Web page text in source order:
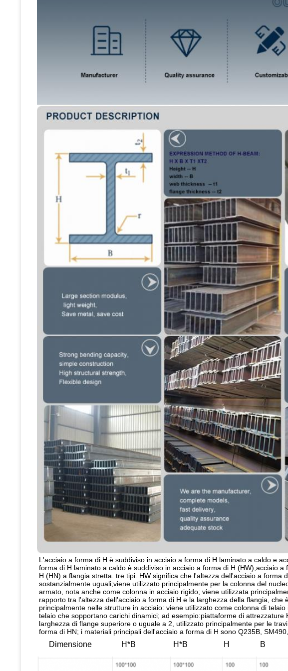
L'acciaio a forma di H è suddiviso in acciaio a forma di H laminato a caldo e
forma di H laminato a caldo è suddiviso in acciaio a forma di H (HW),acciaio
H (HN) a flangia stretta. tre tipi. HW significa che l'altezza dell'acciaio a forma
sostanzialmente uguali;viene utilizzato principalmente per la colonna del
armato, nota anche come colonna in acciaio rigido; viene utilizzata
rapporto tra l'altezza dell'acciaio a forma di H e la larghezza della flangia, che
principalmente nelle strutture in acciaio: viene utilizzato come colonna di
telaio che sopportano carichi dinamici; ad esempio:piattaforme di
larghezza di flange superiore o uguale a 2, utilizzato principalmente per le
forma di HN; i materiali principali dell'acciaio a forma di H sono Q235B,
Dimensione H*B H*B H B